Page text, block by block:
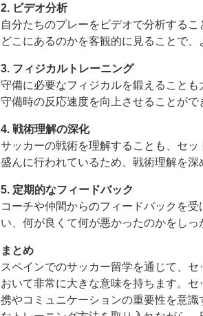
2. ビデオ分析
自分たちのプレーをビデオで分析する
どこにあるのかを客観的に見ることで
3. フィジカルトレーニング
守備に必要なフィジカルを鍛えること
守備時の反応速度を向上させることがで
4. 戦術理解の深化
サッカーの戦術を理解することも、セ
盛んに行われているため、戦術理解を
5. 定期的なフィードバック
コーチや仲間からのフィードバックを
い、何が良くて何が悪かったのかをしっ
まとめ
スペインでのサッカー留学を通じて、
おいて非常に大きな意味を持ちます。
携やコミュニケーションの重要性を意